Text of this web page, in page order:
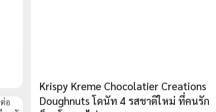
Krispy Kreme Chocolatier Creations
Doughnuts โดนัท 4 รสชาติใหม่ ที่คนรัก